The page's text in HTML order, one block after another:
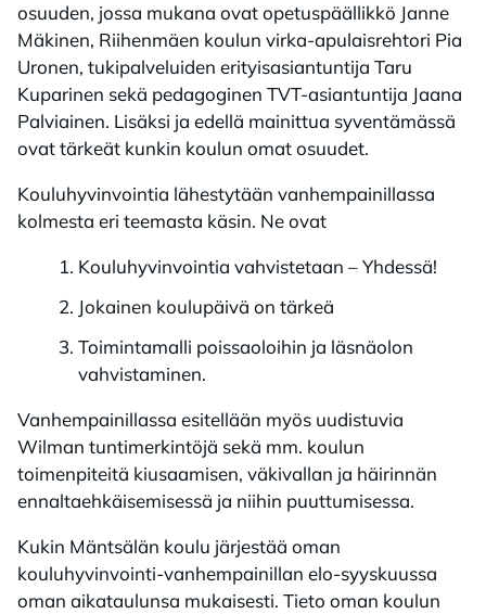
osuuden, jossa mukana ovat opetuspäällikkö Janne
Mäkinen, Riihenmäen koulun virka-apulaisrehtori Pia
Uronen, tukipalveluiden erityisasiantuntija Taru
Kuparinen sekä pedagoginen TVT-asiantuntija Jaana
Palviainen. Lisäksi ja edellä mainittua syventämässä
ovat tärkeät kunkin koulun omat osuudet.
Kouluhyvinvointia lähestytään vanhempainillassa
kolmesta eri teemasta käsin. Ne ovat
Kouluhyvinvointia vahvistetaan – Yhdessä!
Jokainen koulupäivä on tärkeä
Toimintamalli poissaoloihin ja läsnäolon
vahvistaminen.
Vanhempainillassa esitellään myös uudistuvia
Wilman tuntimerkintöjä sekä mm. koulun
toimenpiteitä kiusaamisen, väkivallan ja häirinnän
ennaltaehkäisemisessä ja niihin puuttumisessa.
Kukin Mäntsälän koulu järjestää oman
kouluhyvinvointi-vanhempainillan elo-syyskuussa
oman aikataulunsa mukaisesti. Tieto oman koulun